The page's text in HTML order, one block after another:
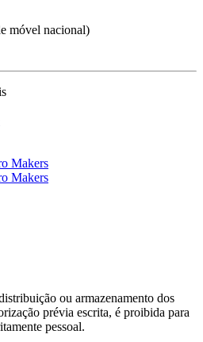
móvel nacional)
Makers
Makers
ou armazenamento dos
prévia escrita, é proibida para
pessoal.